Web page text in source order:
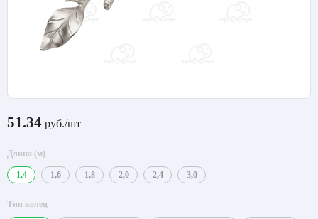
51.34 руб./шт
Длина (м)
1,4 1,6 1,8 2,0 2,4 3,0
Тип колец